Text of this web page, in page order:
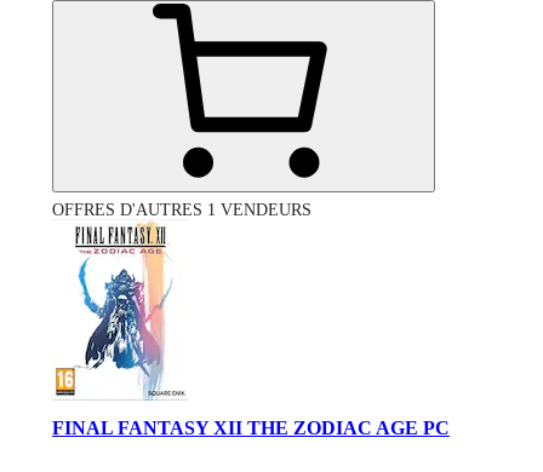
OFFRES D'AUTRES 1 VENDEURS
FINAL FANTASY XII THE ZODIAC AGE PC